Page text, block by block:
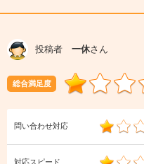
投稿者 一休さん
総合満足度
問い合わせ対応
対応スピード